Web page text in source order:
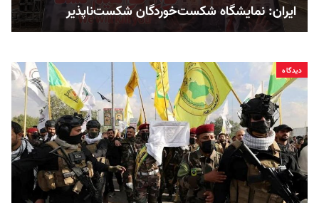
ایران: نمایشگاه شکست‌خوردگان شکست‌ناپذیر
دیدگاه